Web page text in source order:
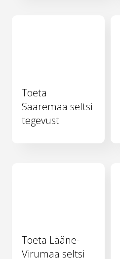
Toeta
Saaremaa seltsi
tegevust
Toeta Lääne-
Virumaa seltsi